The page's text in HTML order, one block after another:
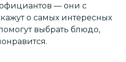
— они с
о самых интересных
выбрать блюдо,